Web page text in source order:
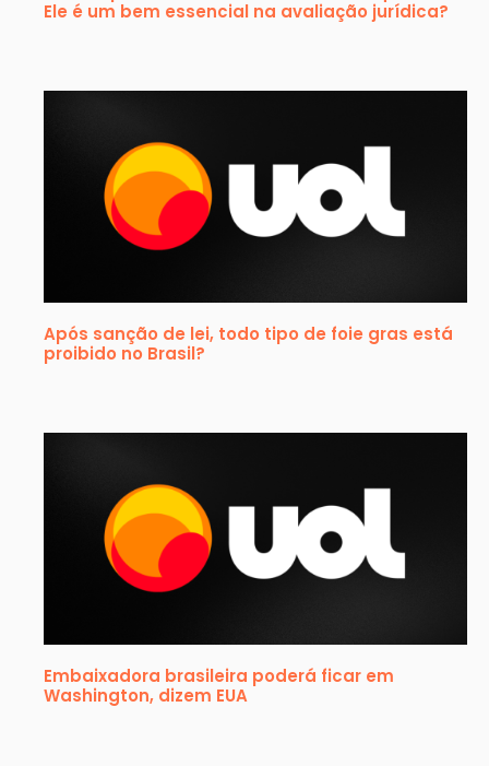
Ele é um bem essencial na avaliação jurídica?
Após sanção de lei, todo tipo de foie gras está
proibido no Brasil?
Embaixadora brasileira poderá ficar em
Washington, dizem EUA